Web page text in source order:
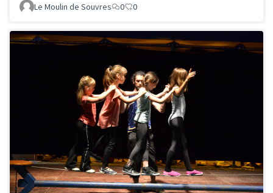
Le Moulin de Souvres 0 0